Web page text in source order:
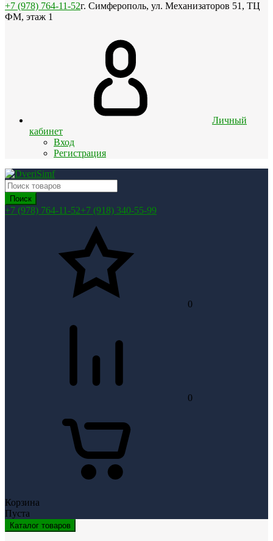
+7 (978) 764-11-52г. Симферополь, ул. Механизаторов 51, ТЦ
ФМ, этаж 1
Личный
кабинет
Вход
Регистрация
Поиск
+7 (978) 764-11-52+7 (918) 340-55-99
0
0
Корзина
Пуста
Каталог товаров